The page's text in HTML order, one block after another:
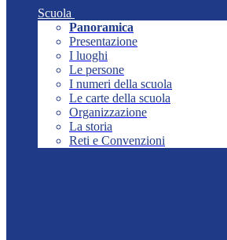
Scuola
Panoramica
Presentazione
I luoghi
Le persone
I numeri della scuola
Le carte della scuola
Organizzazione
La storia
Reti e Convenzioni